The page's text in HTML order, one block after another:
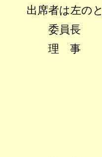
出席者は左のと
委員長
理 事
加
高
長谷
河
二